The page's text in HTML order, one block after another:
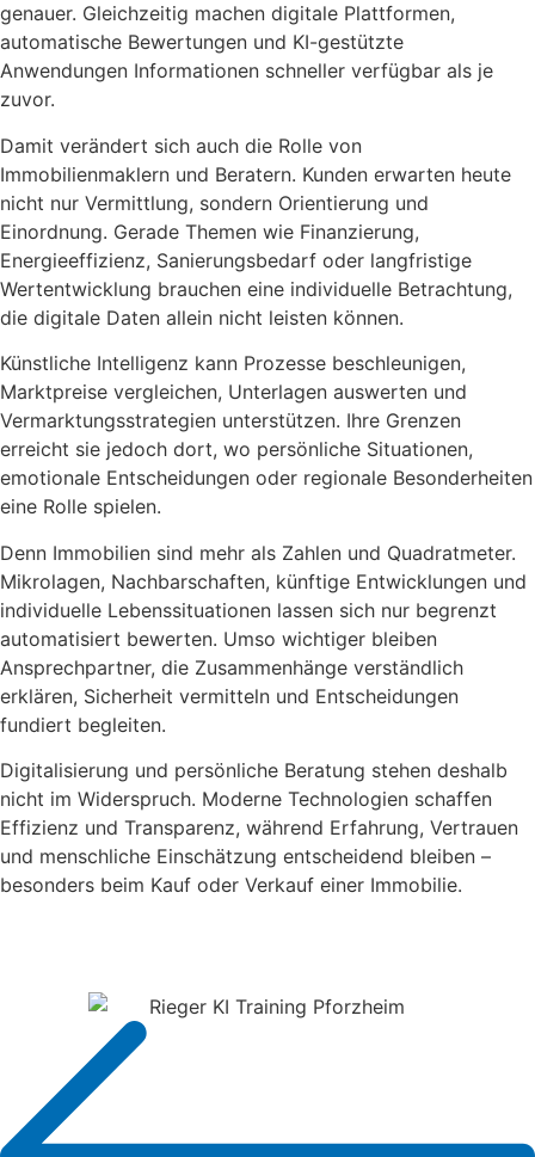
genauer. Gleichzeitig machen digitale Plattformen,
automatische Bewertungen und KI-gestützte
Anwendungen Informationen schneller verfügbar als je
zuvor.
Damit verändert sich auch die Rolle von
Immobilienmaklern und Beratern. Kunden erwarten heute
nicht nur Vermittlung, sondern Orientierung und
Einordnung. Gerade Themen wie Finanzierung,
Energieeffizienz, Sanierungsbedarf oder langfristige
Wertentwicklung brauchen eine individuelle Betrachtung,
die digitale Daten allein nicht leisten können.
Künstliche Intelligenz kann Prozesse beschleunigen,
Marktpreise vergleichen, Unterlagen auswerten und
Vermarktungsstrategien unterstützen. Ihre Grenzen
erreicht sie jedoch dort, wo persönliche Situationen,
emotionale Entscheidungen oder regionale Besonderheiten
eine Rolle spielen.
Denn Immobilien sind mehr als Zahlen und Quadratmeter.
Mikrolagen, Nachbarschaften, künftige Entwicklungen und
individuelle Lebenssituationen lassen sich nur begrenzt
automatisiert bewerten. Umso wichtiger bleiben
Ansprechpartner, die Zusammenhänge verständlich
erklären, Sicherheit vermitteln und Entscheidungen
fundiert begleiten.
Digitalisierung und persönliche Beratung stehen deshalb
nicht im Widerspruch. Moderne Technologien schaffen
Effizienz und Transparenz, während Erfahrung, Vertrauen
und menschliche Einschätzung entscheidend bleiben –
besonders beim Kauf oder Verkauf einer Immobilie.